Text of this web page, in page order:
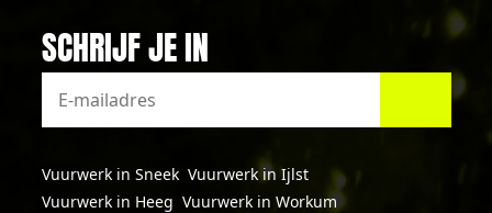
SCHRIJF JE IN
Vuurwerk in Sneek Vuurwerk in Ijlst
Vuurwerk in Heeg Vuurwerk in Workum